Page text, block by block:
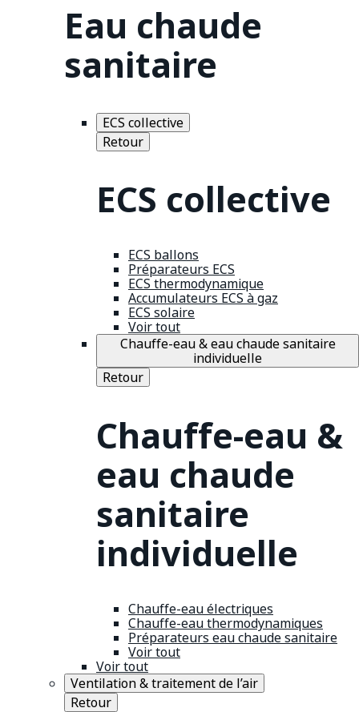
Eau chaude
sanitaire
ECS collective
Retour
ECS collective
ECS ballons
Préparateurs ECS
ECS thermodynamique
Accumulateurs ECS à gaz
ECS solaire
Voir tout
Chauffe-eau & eau chaude sanitaire
individuelle
Retour
Chauffe-eau &
eau chaude
sanitaire
individuelle
Chauffe-eau électriques
Chauffe-eau thermodynamiques
Préparateurs eau chaude sanitaire
Voir tout
Voir tout
Ventilation & traitement de l’air
Retour